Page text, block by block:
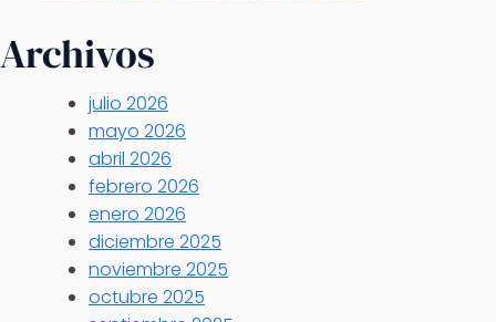
Archivos
julio 2026
mayo 2026
abril 2026
febrero 2026
enero 2026
diciembre 2025
noviembre 2025
octubre 2025